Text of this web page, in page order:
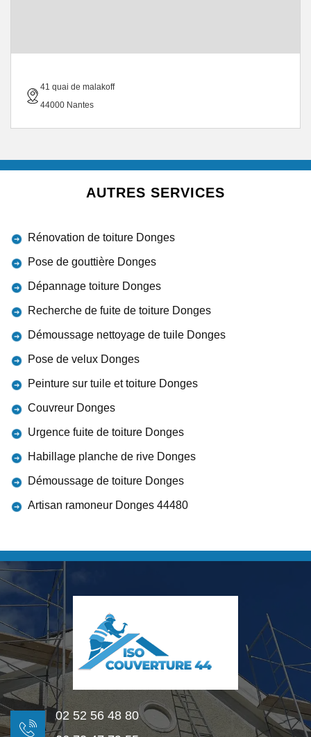
41 quai de malakoff
44000 Nantes
AUTRES SERVICES
Rénovation de toiture Donges
Pose de gouttière Donges
Dépannage toiture Donges
Recherche de fuite de toiture Donges
Démoussage nettoyage de tuile Donges
Pose de velux Donges
Peinture sur tuile et toiture Donges
Couvreur Donges
Urgence fuite de toiture Donges
Habillage planche de rive Donges
Démoussage de toiture Donges
Artisan ramoneur Donges 44480
02 52 56 48 80